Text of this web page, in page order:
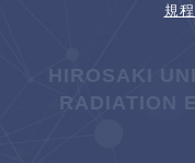
規
HIROSAKI
RADIATION